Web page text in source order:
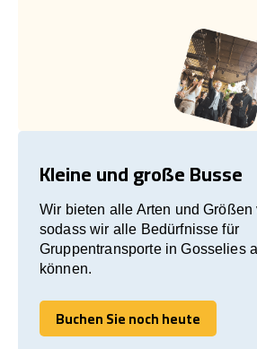
Kleine und große Busse
Wir bieten alle Arten und Größen
sodass wir alle Bedürfnisse für
Gruppentransporte in Gosselies
können.
Buchen Sie noch heute
Buchen Sie noch heute